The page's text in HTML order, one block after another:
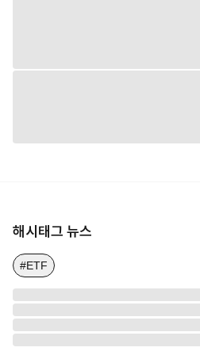
해시태그 뉴스
#ETF